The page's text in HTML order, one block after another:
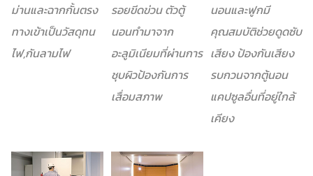
ม่านและฉากกั้นตรง
ทางเข้าเป็นวัสดุทน
ไฟ,กันลามไฟ
รอยขีดข่วน ตัวตู้
นอนทำมาจาก
อะลูมิเนียมที่ผ่านการ
ชุบผิวป้องกันการ
เสื่อมสภาพ
นอนและฟูกมี
คุณสมบัติช่วยดูดซับ
เสียง ป้องกันเสียง
รบกวนจากตู้นอน
แคปซูลอื่นที่อยู่ใกล้
เคียง